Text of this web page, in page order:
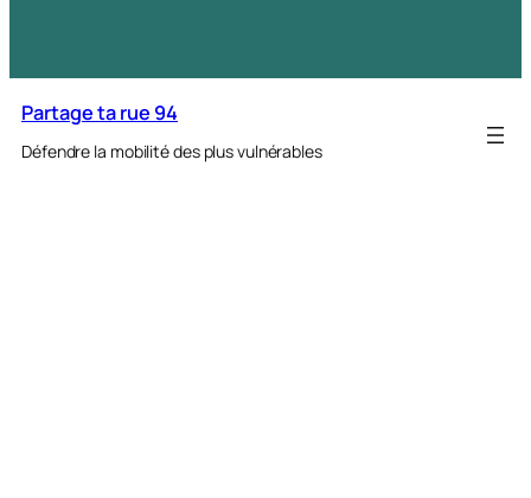
Partage ta rue 94
Défendre la mobilité des plus vulnérables